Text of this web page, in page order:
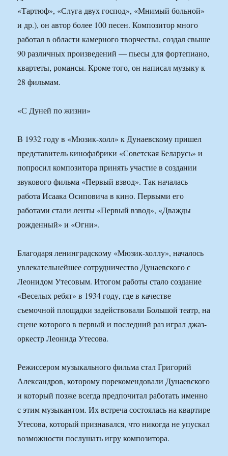
«Тартюф», «Слуга двух господ», «Мнимый больной»
и др.), он автор более 100 песен. Композитор много
работал в области камерного творчества, создал свыше
90 различных произведений — пьесы для фортепиано,
квартеты, романсы. Кроме того, он написал музыку к
28 фильмам.
«С Дуней по жизни»
В 1932 году в «Мюзик-холл» к Дунаевскому пришел
представитель кинофабрики «Советская Беларусь» и
попросил композитора принять участие в создании
звукового фильма «Первый взвод». Так началась
работа Исаака Осиповича в кино. Первыми его
работами стали ленты «Первый взвод», «Дважды
рожденный» и «Огни».
Благодаря ленинградскому «Мюзик-холлу», началось
увлекательнейшее сотрудничество Дунаевского с
Леонидом Утесовым. Итогом работы стало создание
«Веселых ребят» в 1934 году, где в качестве
съемочной площадки задействовали Большой театр, на
сцене которого в первый и последний раз играл джаз-
оркестр Леонида Утесова.
Режиссером музыкального фильма стал Григорий
Александров, которому порекомендовали Дунаевского
и который позже всегда предпочитал работать именно
с этим музыкантом. Их встреча состоялась на квартире
Утесова, который признавался, что никогда не упускал
возможности послушать игру композитора.